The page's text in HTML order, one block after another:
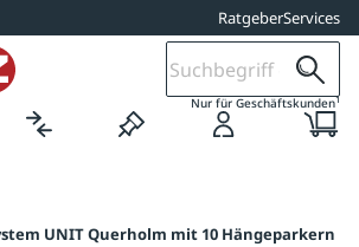
RatgeberServices
Nur für Geschäftskunden1
UNIT Querholm mit 10 Hängeparkern